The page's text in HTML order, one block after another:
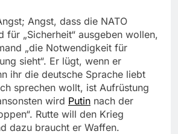
Angst, dass die NATO
für „Sicherheit“ ausgeben wollen,
„die Notwendigkeit für
sieht“. Er lügt, wenn er
ihr die deutsche Sprache liebt
sprechen wollt, ist Aufrüstung
wird Putin nach der
Rutte will den Krieg
dazu braucht er Waffen.